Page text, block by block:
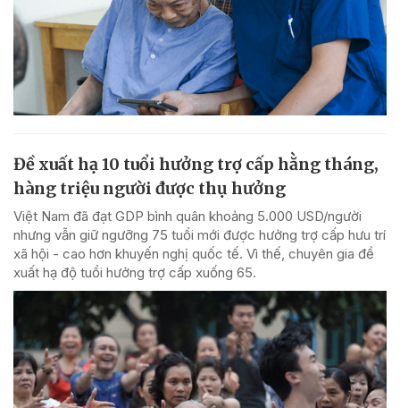
Đề xuất hạ 10 tuổi hưởng trợ cấp hằng tháng,
hàng triệu người được thụ hưởng
Việt Nam đã đạt GDP bình quân khoảng 5.000 USD/người
nhưng vẫn giữ ngưỡng 75 tuổi mới được hưởng trợ cấp hưu trí
xã hội - cao hơn khuyến nghị quốc tế. Vì thế, chuyên gia đề
xuất hạ độ tuổi hưởng trợ cấp xuống 65.